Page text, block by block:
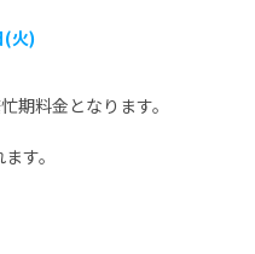
(火)
期料金となります。
す。